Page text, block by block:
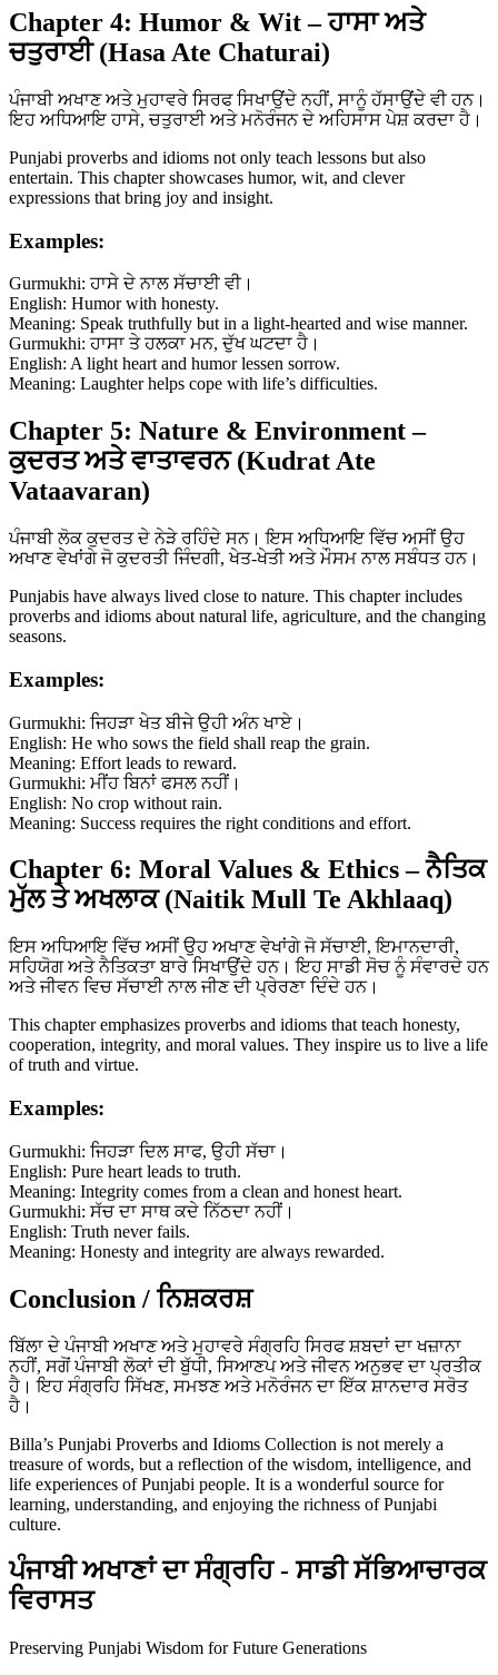
Chapter 4: Humor & Wit – ਹਾਸਾ ਅਤੇ
ਚਤੁਰਾਈ (Hasa Ate Chaturai)
ਪੰਜਾਬੀ ਅਖਾਣ ਅਤੇ ਮੁਹਾਵਰੇ ਸਿਰਫ ਸਿਖਾਉਂਦੇ ਨਹੀਂ, ਸਾਨੂੰ ਹੱਸਾਉਂਦੇ ਵੀ ਹਨ।
ਇਹ ਅਧਿਆਇ ਹਾਸੇ, ਚਤੁਰਾਈ ਅਤੇ ਮਨੋਰੰਜਨ ਦੇ ਅਹਿਸਾਸ ਪੇਸ਼ ਕਰਦਾ ਹੈ।
Punjabi proverbs and idioms not only teach lessons but also
entertain. This chapter showcases humor, wit, and clever
expressions that bring joy and insight.
Examples:
Gurmukhi: ਹਾਸੇ ਦੇ ਨਾਲ ਸੱਚਾਈ ਵੀ।
English: Humor with honesty.
Meaning: Speak truthfully but in a light-hearted and wise manner.
Gurmukhi: ਹਾਸਾ ਤੇ ਹਲਕਾ ਮਨ, ਦੁੱਖ ਘਟਦਾ ਹੈ।
English: A light heart and humor lessen sorrow.
Meaning: Laughter helps cope with life’s difficulties.
Chapter 5: Nature & Environment –
ਕੁਦਰਤ ਅਤੇ ਵਾਤਾਵਰਨ (Kudrat Ate
Vataavaran)
ਪੰਜਾਬੀ ਲੋਕ ਕੁਦਰਤ ਦੇ ਨੇੜੇ ਰਹਿੰਦੇ ਸਨ। ਇਸ ਅਧਿਆਇ ਵਿੱਚ ਅਸੀਂ ਉਹ
ਅਖਾਣ ਵੇਖਾਂਗੇ ਜੋ ਕੁਦਰਤੀ ਜਿੰਦਗੀ, ਖੇਤ-ਖੇਤੀ ਅਤੇ ਮੌਸਮ ਨਾਲ ਸਬੰਧਤ ਹਨ।
Punjabis have always lived close to nature. This chapter includes
proverbs and idioms about natural life, agriculture, and the changing
seasons.
Examples:
Gurmukhi: ਜਿਹੜਾ ਖੇਤ ਬੀਜੇ ਉਹੀ ਅੰਨ ਖਾਏ।
English: He who sows the field shall reap the grain.
Meaning: Effort leads to reward.
Gurmukhi: ਮੀਂਹ ਬਿਨਾਂ ਫਸਲ ਨਹੀਂ।
English: No crop without rain.
Meaning: Success requires the right conditions and effort.
Chapter 6: Moral Values & Ethics – ਨੈਤਿਕ
ਮੁੱਲ ਤੇ ਅਖਲਾਕ (Naitik Mull Te Akhlaaq)
ਇਸ ਅਧਿਆਇ ਵਿੱਚ ਅਸੀਂ ਉਹ ਅਖਾਣ ਵੇਖਾਂਗੇ ਜੋ ਸੱਚਾਈ, ਇਮਾਨਦਾਰੀ,
ਸਹਿਯੋਗ ਅਤੇ ਨੈਤਿਕਤਾ ਬਾਰੇ ਸਿਖਾਉਂਦੇ ਹਨ। ਇਹ ਸਾਡੀ ਸੋਚ ਨੂੰ ਸੰਵਾਰਦੇ ਹਨ
ਅਤੇ ਜੀਵਨ ਵਿਚ ਸੱਚਾਈ ਨਾਲ ਜੀਣ ਦੀ ਪ੍ਰੇਰਣਾ ਦਿੰਦੇ ਹਨ।
This chapter emphasizes proverbs and idioms that teach honesty,
cooperation, integrity, and moral values. They inspire us to live a life
of truth and virtue.
Examples:
Gurmukhi: ਜਿਹੜਾ ਦਿਲ ਸਾਫ, ਉਹੀ ਸੱਚਾ।
English: Pure heart leads to truth.
Meaning: Integrity comes from a clean and honest heart.
Gurmukhi: ਸੱਚ ਦਾ ਸਾਥ ਕਦੇ ਨਿੱਠਦਾ ਨਹੀਂ।
English: Truth never fails.
Meaning: Honesty and integrity are always rewarded.
Conclusion / ਨਿਸ਼ਕਰਸ਼
ਬਿੱਲਾ ਦੇ ਪੰਜਾਬੀ ਅਖਾਣ ਅਤੇ ਮੁਹਾਵਰੇ ਸੰਗ੍ਰਹਿ ਸਿਰਫ ਸ਼ਬਦਾਂ ਦਾ ਖਜ਼ਾਨਾ
ਨਹੀਂ, ਸਗੋਂ ਪੰਜਾਬੀ ਲੋਕਾਂ ਦੀ ਬੁੱਧੀ, ਸਿਆਣਪ ਅਤੇ ਜੀਵਨ ਅਨੁਭਵ ਦਾ ਪ੍ਰਤੀਕ
ਹੈ। ਇਹ ਸੰਗ੍ਰਹਿ ਸਿੱਖਣ, ਸਮਝਣ ਅਤੇ ਮਨੋਰੰਜਨ ਦਾ ਇੱਕ ਸ਼ਾਨਦਾਰ ਸਰੋਤ
ਹੈ।
Billa’s Punjabi Proverbs and Idioms Collection is not merely a
treasure of words, but a reflection of the wisdom, intelligence, and
life experiences of Punjabi people. It is a wonderful source for
learning, understanding, and enjoying the richness of Punjabi
culture.
ਪੰਜਾਬੀ ਅਖਾਣਾਂ ਦਾ ਸੰਗ੍ਰਹਿ - ਸਾਡੀ ਸੱਭਿਆਚਾਰਕ
ਵਿਰਾਸਤ
Preserving Punjabi Wisdom for Future Generations